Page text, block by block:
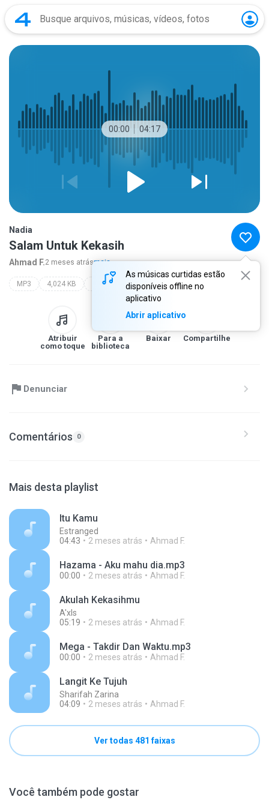
00:00 04:17
As músicas curtidas estão
disponíveis offline no
aplicativo
Abrir aplicativo
Nadia
Salam Untuk Kekasih
Ahmad F.2 meses atrásmais...
MP3 4,024 KB nadia
Atribuir
como toque
Para a
biblioteca
Baixar Compartilhe
Denunciar
Comentários 0
Mais desta playlist
Itu Kamu
Estranged
04:43
2 meses atrás Ahmad F.
Hazama - Aku mahu dia.mp3
00:00 2 meses atrás Ahmad F.
Akulah Kekasihmu
A'xls
05:19
2 meses atrás Ahmad F.
Mega - Takdir Dan Waktu.mp3
00:00 2 meses atrás Ahmad F.
Langit Ke Tujuh
Sharifah Zarina
04:09
2 meses atrás Ahmad F.
Ver todas 481 faixas
Você também pode gostar